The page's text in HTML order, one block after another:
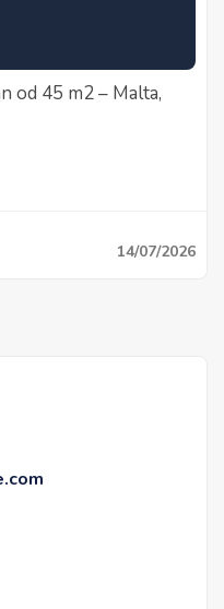
od 45 m2 – Malta,
14/07/2026